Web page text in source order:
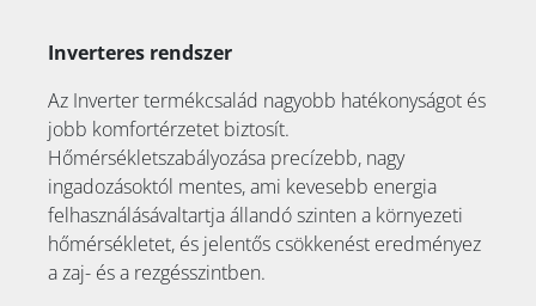
Inverteres rendszer
Az Inverter termékcsalád nagyobb hatékonyságot és
jobb komfortérzetet biztosít.
Hőmérsékletszabályozása precízebb, nagy
ingadozásoktól mentes, ami kevesebb energia
felhasználásávaltartja állandó szinten a környezeti
hőmérsékletet, és jelentős csökkenést eredményez
a zaj- és a rezgésszintben.